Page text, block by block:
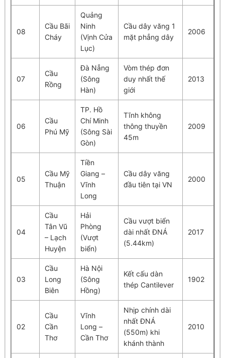
08
Cầu Bãi
Cháy
Quảng
Ninh
(Vịnh Cửa
Lục)
Cầu dây văng 1
mặt phẳng dây
2006
07
Cầu
Rồng
Đà Nẵng
(Sông
Hàn)
Vòm thép đơn
duy nhất thế
giới
2013
06
Cầu
Phú Mỹ
TP. Hồ
Chí Minh
(Sông Sài
Gòn)
Tĩnh không
thông thuyền
45m
2009
05
Cầu Mỹ
Thuận
Tiền
Giang –
Vĩnh
Long
Cầu dây văng
đầu tiên tại VN
2000
04
Cầu
Tân Vũ
– Lạch
Huyện
Hải
Phòng
(Vượt
biển)
Cầu vượt biển
dài nhất ĐNÁ
(5.44km)
2017
03
Cầu
Long
Biên
Hà Nội
(Sông
Hồng)
Kết cấu dàn
thép Cantilever
1902
02
Cầu
Cần
Thơ
Vĩnh
Long –
Cần Thơ
Nhịp chính dài
nhất ĐNÁ
(550m) khi
khánh thành
2010